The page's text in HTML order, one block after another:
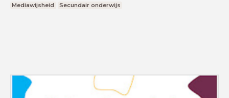
Mediawijsheid Secundair onderwijs